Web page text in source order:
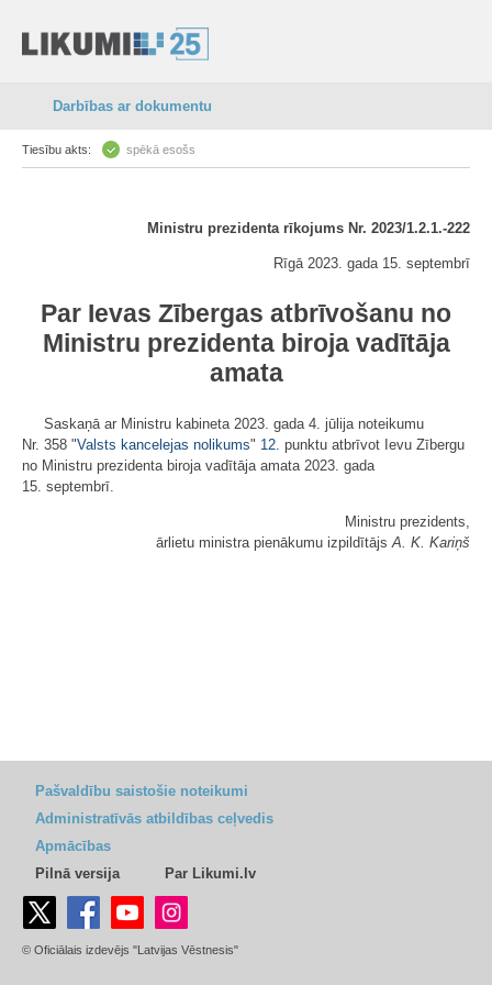
Darbības ar dokumentu
Tiesību akts: spēkā esošs
Ministru prezidenta rīkojums Nr. 2023/1.2.1.-222
Rīgā 2023. gada 15. septembrī
Par Ievas Zībergas atbrīvošanu no
Ministru prezidenta biroja vadītāja
amata
Saskaņā ar Ministru kabineta 2023. gada 4. jūlija noteikumu
Nr. 358 "Valsts kancelejas nolikums" 12. punktu atbrīvot Ievu Zībergu
no Ministru prezidenta biroja vadītāja amata 2023. gada
15. septembrī.
Ministru prezidents,
ārlietu ministra pienākumu izpildītājsA. K. Kariņš
Pašvaldību saistošie noteikumi
Administratīvās atbildības ceļvedis
Apmācības
Pilnā versija
Par Likumi.lv
© Oficiālais izdevējs "Latvijas Vēstnesis"